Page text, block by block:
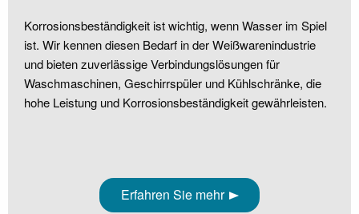
Korrosionsbeständigkeit ist wichtig, wenn Wasser im Spiel
ist. Wir kennen diesen Bedarf in der Weißwarenindustrie
und bieten zuverlässige Verbindungslösungen für
Waschmaschinen, Geschirrspüler und Kühlschränke, die
hohe Leistung und Korrosionsbeständigkeit gewährleisten.
Erfahren Sie mehr